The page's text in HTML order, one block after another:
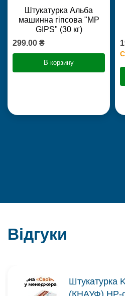
Штукатурка Альба
машинна гіпсова "MP
GIPS" (30 кг)
299.00 ₴
В корзину
Відгуки
Штукатурка